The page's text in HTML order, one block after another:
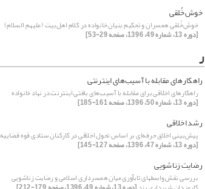
خوش‌خُلقی
خوش‌خُلقی همسران و تحکیم بنیان خانواده در کلام اهل‌بیت (علیهم السلام)
[دوره 13، شماره 49، 1396، صفحه 29-53]
ر
راهکارهای مقابله با آسیب‌های اینترنتی
راهکارهای اخلاقی برای مقابله با آسیب‌های بافتی اینترنت در نهاد خانواده
[دوره 13، شماره 50، 1396، صفحه 161-185]
رشد اخلاقی
پیش‌بینی اخلاق حرفه‌ای بر اساس تحول اخلاقی در کارکنان ستادی قوه قضاییه
[دوره 13، شماره 47، 1396، صفحه 127-145]
رضایت زناشویی
بررسی نقش واسطهای تابآوری میان همسرداری اسلامی و رضایت زناشویی